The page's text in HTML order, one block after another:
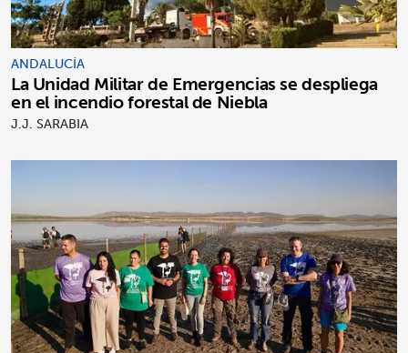
ANDALUCÍA
La Unidad Militar de Emergencias se despliega
en el incendio forestal de Niebla
J.J. SARABIA